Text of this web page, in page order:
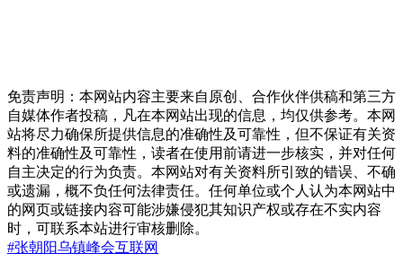
免责声明：本网站内容主要来自原创、合作伙伴供稿和第三方
自媒体作者投稿，凡在本网站出现的信息，均仅供参考。本网
站将尽力确保所提供信息的准确性及可靠性，但不保证有关资
料的准确性及可靠性，读者在使用前请进一步核实，并对任何
自主决定的行为负责。本网站对有关资料所引致的错误、不确
或遗漏，概不负任何法律责任。任何单位或个人认为本网站中
的网页或链接内容可能涉嫌侵犯其知识产权或存在不实内容
时，可联系本站进行审核删除。
#张朝阳乌镇峰会互联网